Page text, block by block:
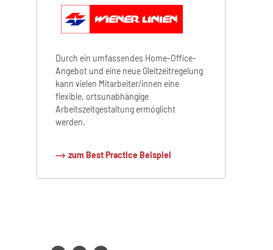
Durch ein umfassendes Home-Office-
Angebot und eine neue Gleitzeitregelung
kann vielen Mitarbeiter/innen eine
flexible, ortsunabhängige
Arbeitszeitgestaltung ermöglicht
werden.
zum Best Practice Beispiel